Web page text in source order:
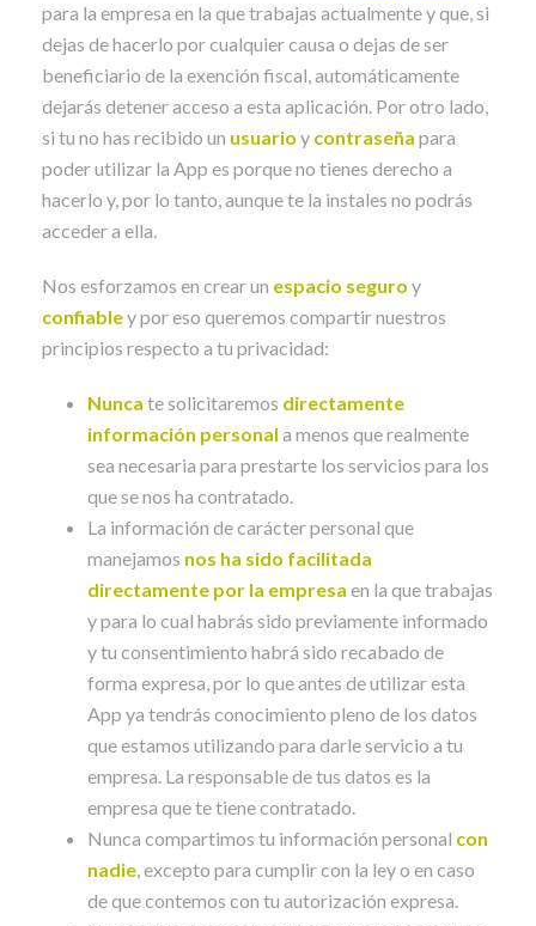
para la empresa en la que trabajas actualmente y que, si
dejas de hacerlo por cualquier causa o dejas de ser
beneficiario de la exención fiscal, automáticamente
dejarás detener acceso a esta aplicación. Por otro lado,
si tu no has recibido un usuario y contraseña para
poder utilizar la App es porque no tienes derecho a
hacerlo y, por lo tanto, aunque te la instales no podrás
acceder a ella.
Nos esforzamos en crear un espacio seguro y
confiabley por eso queremos compartir nuestros
principios respecto a tu privacidad:
Nunca te solicitaremos directamente
información personal a menos que realmente
sea necesaria para prestarte los servicios para los
que se nos ha contratado.
La información de carácter personal que
manejamos nos ha sido facilitada
directamente por la empresa en la que trabajas
y para lo cual habrás sido previamente informado
y tu consentimiento habrá sido recabado de
forma expresa, por lo que antes de utilizar esta
App ya tendrás conocimiento pleno de los datos
que estamos utilizando para darle servicio a tu
empresa. La responsable de tus datos es la
empresa que te tiene contratado.
Nunca compartimos tu información personal con
nadie, excepto para cumplir con la ley o en caso
de que contemos con tu autorización expresa.